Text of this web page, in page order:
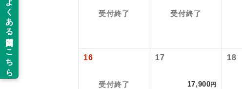
受付終了 受付終了
16
受付終了
17
17,900円
18
バスガイド乗務